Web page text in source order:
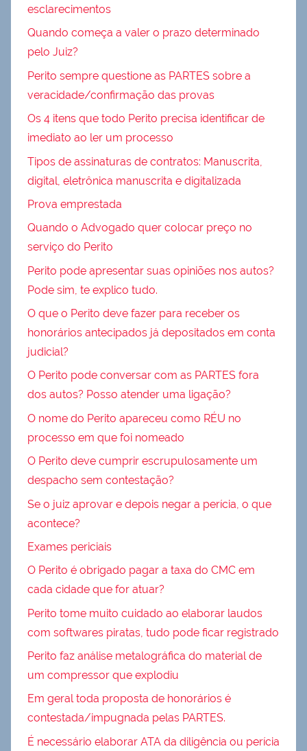
esclarecimentos
Quando começa a valer o prazo determinado
pelo Juiz?
Perito sempre questione as PARTES sobre a
veracidade/confirmação das provas
Os 4 itens que todo Perito precisa identificar de
imediato ao ler um processo
Tipos de assinaturas de contratos: Manuscrita,
digital, eletrônica manuscrita e digitalizada
Prova emprestada
Quando o Advogado quer colocar preço no
serviço do Perito
Perito pode apresentar suas opiniões nos autos?
Pode sim, te explico tudo.
O que o Perito deve fazer para receber os
honorários antecipados já depositados em conta
judicial?
O Perito pode conversar com as PARTES fora
dos autos? Posso atender uma ligação?
O nome do Perito apareceu como RÉU no
processo em que foi nomeado
O Perito deve cumprir escrupulosamente um
despacho sem contestação?
Se o juiz aprovar e depois negar a perícia, o que
acontece?
Exames periciais
O Perito é obrigado pagar a taxa do CMC em
cada cidade que for atuar?
Perito tome muito cuidado ao elaborar laudos
com softwares piratas, tudo pode ficar registrado
Perito faz análise metalográfica do material de
um compressor que explodiu
Em geral toda proposta de honorários é
contestada/impugnada pelas PARTES.
É necessário elaborar ATA da diligência ou perícia